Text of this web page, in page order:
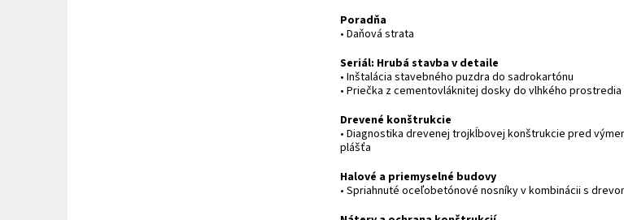
Poradňa
• Daňová strata
Seriál: Hrubá stavba v detaile
• Inštalácia stavebného puzdra do sadrokartónu
• Priečka z cementovláknitej dosky do vlhkého prostredia
Drevené konštrukcie
• Diagnostika drevenej trojkĺbovej konštrukcie pred
plášťa
Halové a priemyselné budovy
• Spriahnuté oceľobetónové nosníky v kombinácii s